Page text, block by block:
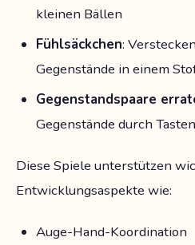
kleinen Bällen
Fühlsäckchen:
Gegenstände in einem
Gegenstandspaare
Gegenstände durch
Diese Spiele unterstützen
Entwicklungsaspekte wie:
Auge-Hand-Koordination